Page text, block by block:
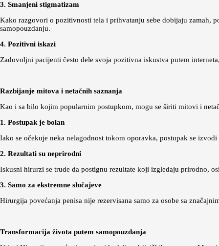
3. Smanjeni stigmatizam
Kako razgovori o pozitivnosti tela i prihvatanju sebe dobijaju zamah,
samopouzdanju.
4. Pozitivni iskazi
Zadovoljni pacijenti često dele svoja pozitivna iskustva putem
Razbijanje mitova i netačnih saznanja
Kao i sa bilo kojim popularnim postupkom, mogu se širiti mitovi i
1. Postupak je bolan
Iako se očekuje neka nelagodnost tokom oporavka, postupak se
2. Rezultati su neprirodni
Iskusni hirurzi se trude da postignu rezultate koji izgledaju prirodno,
3. Samo za ekstremne slučajeve
Hirurgija povećanja penisa nije rezervisana samo za osobe sa
Transformacija života putem samopouzdanja